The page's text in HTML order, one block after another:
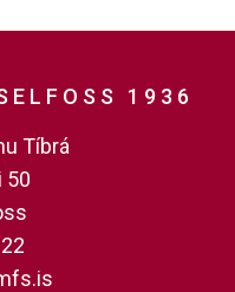
1936
Tíbrá
50